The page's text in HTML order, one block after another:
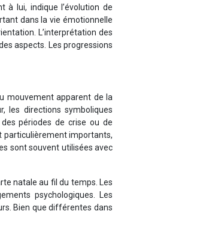
à lui, indique l’évolution de
dans la vie émotionnelle
L’interprétation des
aspects. Les progressions
mouvement apparent de la
les directions symboliques
périodes de crise ou de
particulièrement importants,
sont souvent utilisées avec
natale au fil du temps. Les
psychologiques. Les
Bien que différentes dans